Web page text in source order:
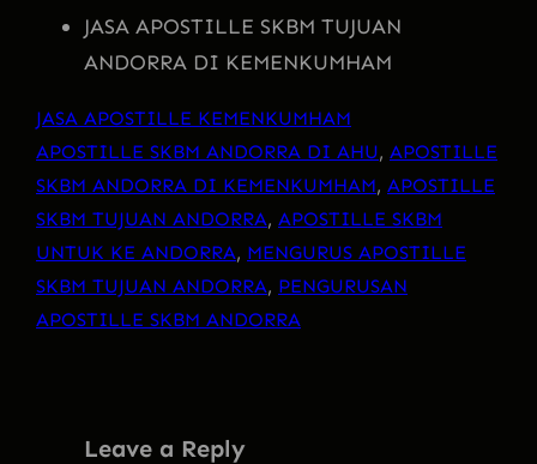
JASA APOSTILLE SKBM TUJUAN
ANDORRA DI KEMENKUMHAM
JASA APOSTILLE KEMENKUMHAM
APOSTILLE SKBM ANDORRA DI AHU, APOSTILLE
SKBM ANDORRA DI KEMENKUMHAM, APOSTILLE
SKBM TUJUAN ANDORRA, APOSTILLE SKBM
UNTUK KE ANDORRA, MENGURUS APOSTILLE
SKBM TUJUAN ANDORRA, PENGURUSAN
APOSTILLE SKBM ANDORRA
Leave a Reply